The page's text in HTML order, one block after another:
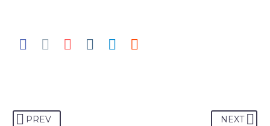
PREV NEXT